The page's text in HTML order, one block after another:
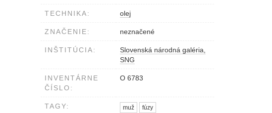
TECHNIKA: olej
ZNAČENIE: neznačené
INŠTITÚCIA:
Slovenská národná galéria,
SNG
INVENTÁRNE
ČÍSLO:
O 6783
TAGY: muž fúzy